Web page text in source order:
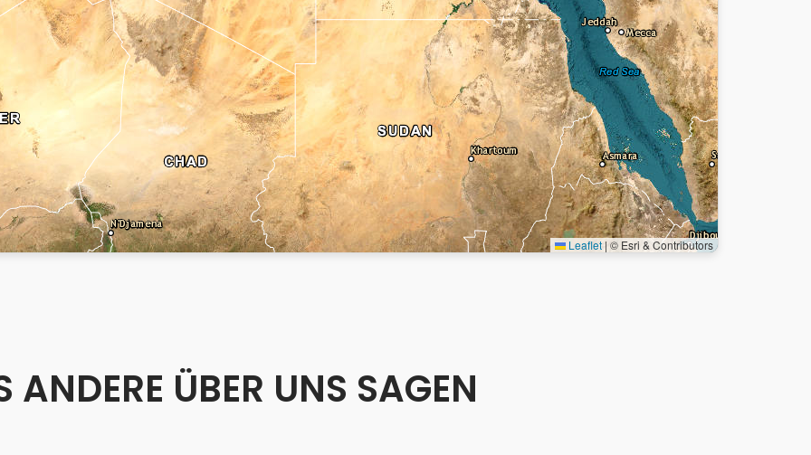
Leaflet | © Esri & Contributors
ANDERE ÜBER UNS SAGEN